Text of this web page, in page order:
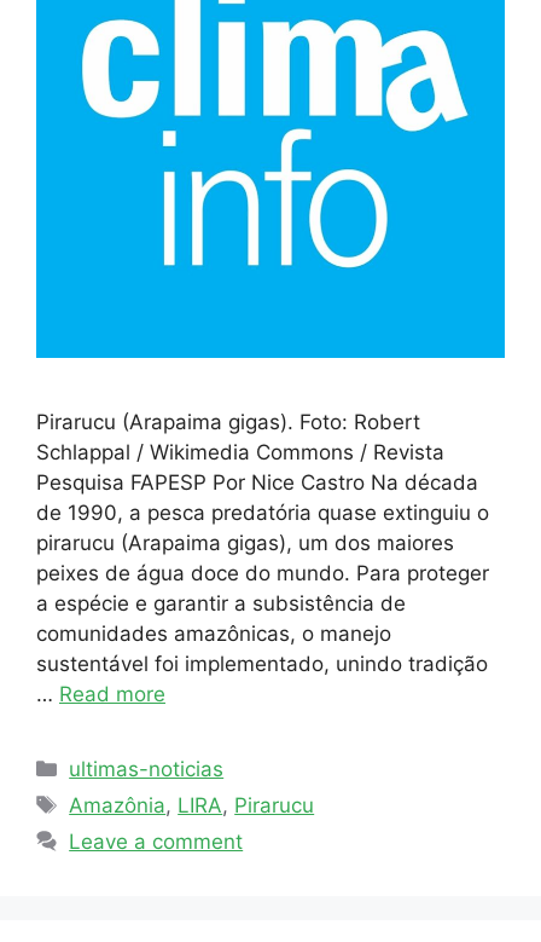
Pirarucu (Arapaima gigas). Foto: Robert
Schlappal / Wikimedia Commons / Revista
Pesquisa FAPESP Por Nice Castro Na década
de 1990, a pesca predatória quase extinguiu o
pirarucu (Arapaima gigas), um dos maiores
peixes de água doce do mundo. Para proteger
a espécie e garantir a subsistência de
comunidades amazônicas, o manejo
sustentável foi implementado, unindo tradição
… Read more
ultimas-noticias
Amazônia, LIRA, Pirarucu
Leave a comment